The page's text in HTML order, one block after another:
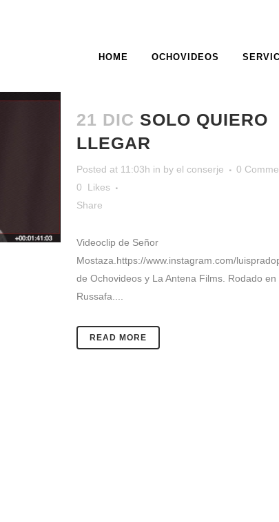
HOME OCHOVIDEOS
ARCHIVE
21 DIC SOLO QUIERO
LLEGAR
Posted at 11:03h in by el conserje
0
0
Likes
Share
Videoclip de Señor
Mostaza.https://www.instagram.com/
de Ochovideos y La Antena Films. Rodado en
Russafa....
READ MORE